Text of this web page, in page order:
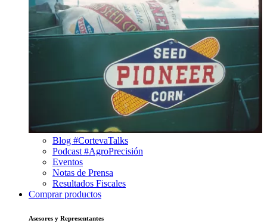
Blog #CortevaTalks
Podcast #AgroPrecisión
Eventos
Notas de Prensa
Resultados Fiscales
Comprar productos
Asesores y Representantes